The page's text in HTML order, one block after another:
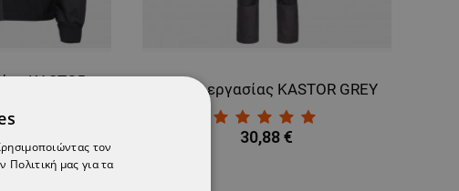
KASTOR
Φόρμα εργασίας KASTOR GREY
30,88 €
τον
μας για τα